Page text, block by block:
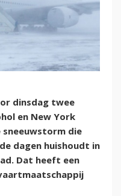
dinsdag twee
en New York
sneeuwstorm die
dagen huishoudt in
Dat heeft een